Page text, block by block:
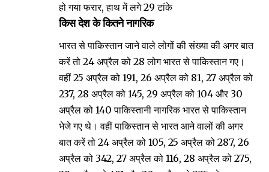
हो गया फरार, हाथ में लगे 29 टांके
किस देश के कितने नागरिक
भारत से पाकिस्तान जाने वाले लोगों की संख्या की अगर बात
करें तो 24 अप्रैल को 28 लोग भारत से पाकिस्तान गए।
वहीं 25 अप्रैल को 191, 26 अप्रैल को 81, 27 अप्रैल को
237, 28 अप्रैल को 145, 29 अप्रैल को 104 और 30
अप्रैल को 140 पाकिस्तानी नागरिक भारत से पाकिस्तान
भेजे गए थे। वहीं पाकिस्तान से भारत आने वालों की अगर
बात करें तो 24 अप्रैल को 105, 25 अप्रैल को 287, 26
अप्रैल को 342, 27 अप्रैल को 116, 28 अप्रैल को 275,